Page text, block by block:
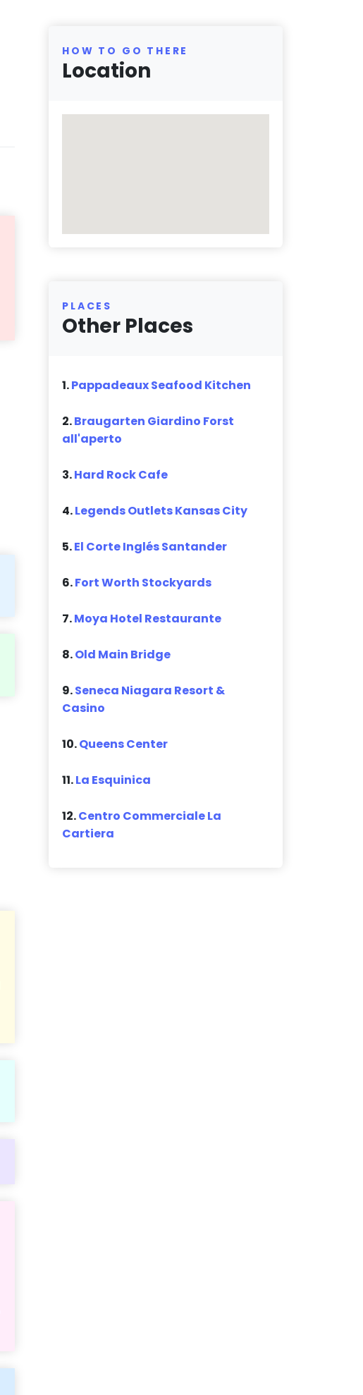
HOW TO GO THERE
Location
PLACES
Other Places
1.Pappadeaux Seafood Kitchen
2.Braugarten Giardino Forst
all'aperto
3.Hard Rock Cafe
4.Legends Outlets Kansas City
5.El Corte Inglés Santander
6.Fort Worth Stockyards
7.Moya Hotel Restaurante
8.Old Main Bridge
9.Seneca Niagara Resort &
Casino
10.Queens Center
11.La Esquinica
12.Centro Commerciale La
Cartiera